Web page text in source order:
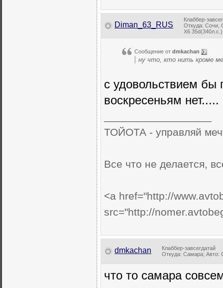
Diman_63_RUS
Клаббер-
Откуда: Сочи,
X6
Сообщение от dmkachan
ну что, кто нить кроме
с удовольствием бы
воскресеньям нет.....
ТОЙОТА - управляй
Все что не делается,
<a href="http://
src="http://
dmkachan
Клаббер-завсегдатай
Откуда: Самара; Авто:
что то самара